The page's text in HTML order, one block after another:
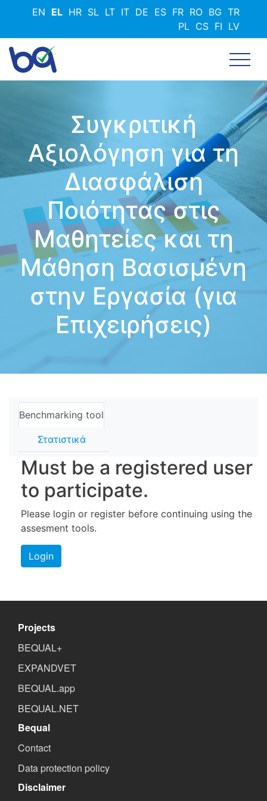
Παράκαμψη
το
EN EL HR SL LT IT DE ES FR RO BG TR
PL CS FI LV
Συγκριτική
Αξιολόγηση για τη
Διασφάλιση
Ποιότητας στις
Μαθητείες και τη
Μάθηση Βασισμένη
στην Εργασία (για
Επιχειρήσεις)
Benchmarking tool
Στατιστικά
Must be a registered user
to participate.
Please login or register before continuing using the
assesment tools.
Login
Projects
BEQUAL+
EXPANDVET
BEQUAL.app
BEQUAL.NET
Bequal
Contact
Data protection policy
Disclaimer